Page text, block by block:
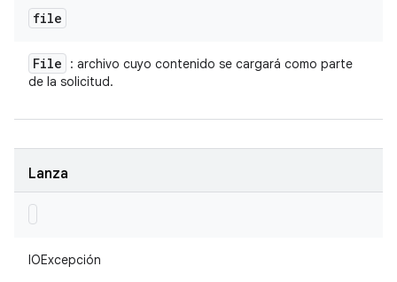
file
File
: archivo cuyo contenido se cargará como parte
de la solicitud.
Lanza
IOExcepción